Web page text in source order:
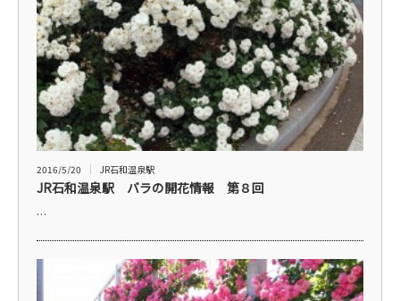
2016/5/20 JR石和温泉駅
JR石和温泉駅 バラの開花情報 第８回
…